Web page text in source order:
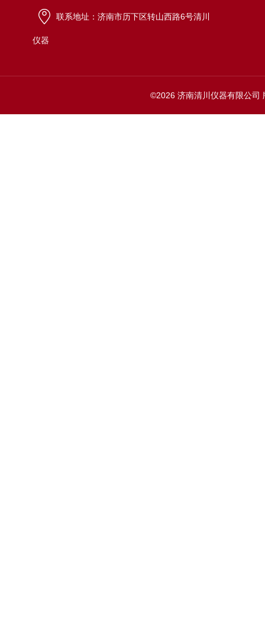
联系地址：济南市历下区转山西路6号清川
仪器
©2026 济南清川仪器有限公